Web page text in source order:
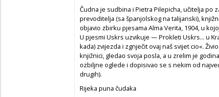
Čudna je sudbina i Pietra Pilepicha, učitelja po
prevoditelja (sa španjolskog na talijanski),
objavio zbirku pjesama Alma Verita, 1904, u
U pjesmi Uskrs uzvikuje — Prokleti Uskrs... u
kada) zvijezda i zgnječit ovaj naš svijet cio«.
knjižnici, gledao svoja posla, a u zrelim je
ozbiljne oglede i dopisivao se s nekim od
drugih).
Rijeka puna čudaka